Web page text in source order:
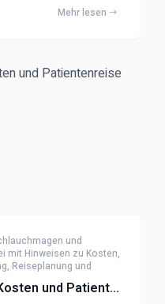
Mehr lesen
und
mit Hinweisen zu Kosten,
Reiseplanung und
Schlauchmagen Türkei: Kosten und Patientenreise